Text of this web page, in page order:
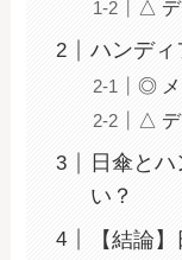
△ デ
ハンディ
◎ メ
△ デ
日傘と
い？
【結論